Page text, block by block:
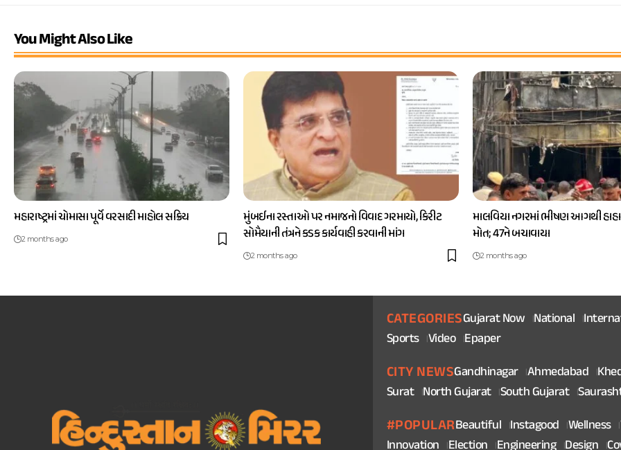
You Might Also Like
મહારાષ્ટ્રમાં ચોમાસા પૂર્વે વરસાદી માહોલ સક્રિય
2 months ago
મુંબઈના રસ્તાઓ પર નમાજનો વિવાદ ગરમાયો, કિરીટ
સોમૈયાની તંત્રને કડક કાર્યવાહી કરવાની માંગ
2 months ago
માલવિયા નગરમાં ભીષણ આગથી
મોત; 47ને બચાવાયા
2 months ago
CATEGORIESGujarat Now National
Sports Video Epaper
CITY NEWSGandhinagar Ahmedabad
Surat North Gujarat South Gujarat
#POPULARBeautiful Instagood Wellness
Innovation Election Engineering Design